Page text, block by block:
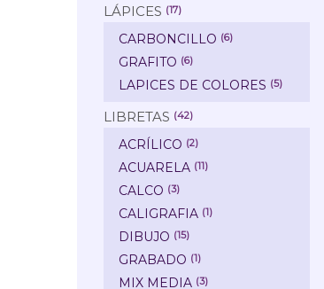
LÁPICES (17)
CARBONCILLO (6)
GRAFITO (6)
LAPICES DE COLORES (5)
LIBRETAS (42)
ACRÍLICO (2)
ACUARELA (11)
CALCO (3)
CALIGRAFIA (1)
DIBUJO (15)
GRABADO (1)
MIX MEDIA (3)